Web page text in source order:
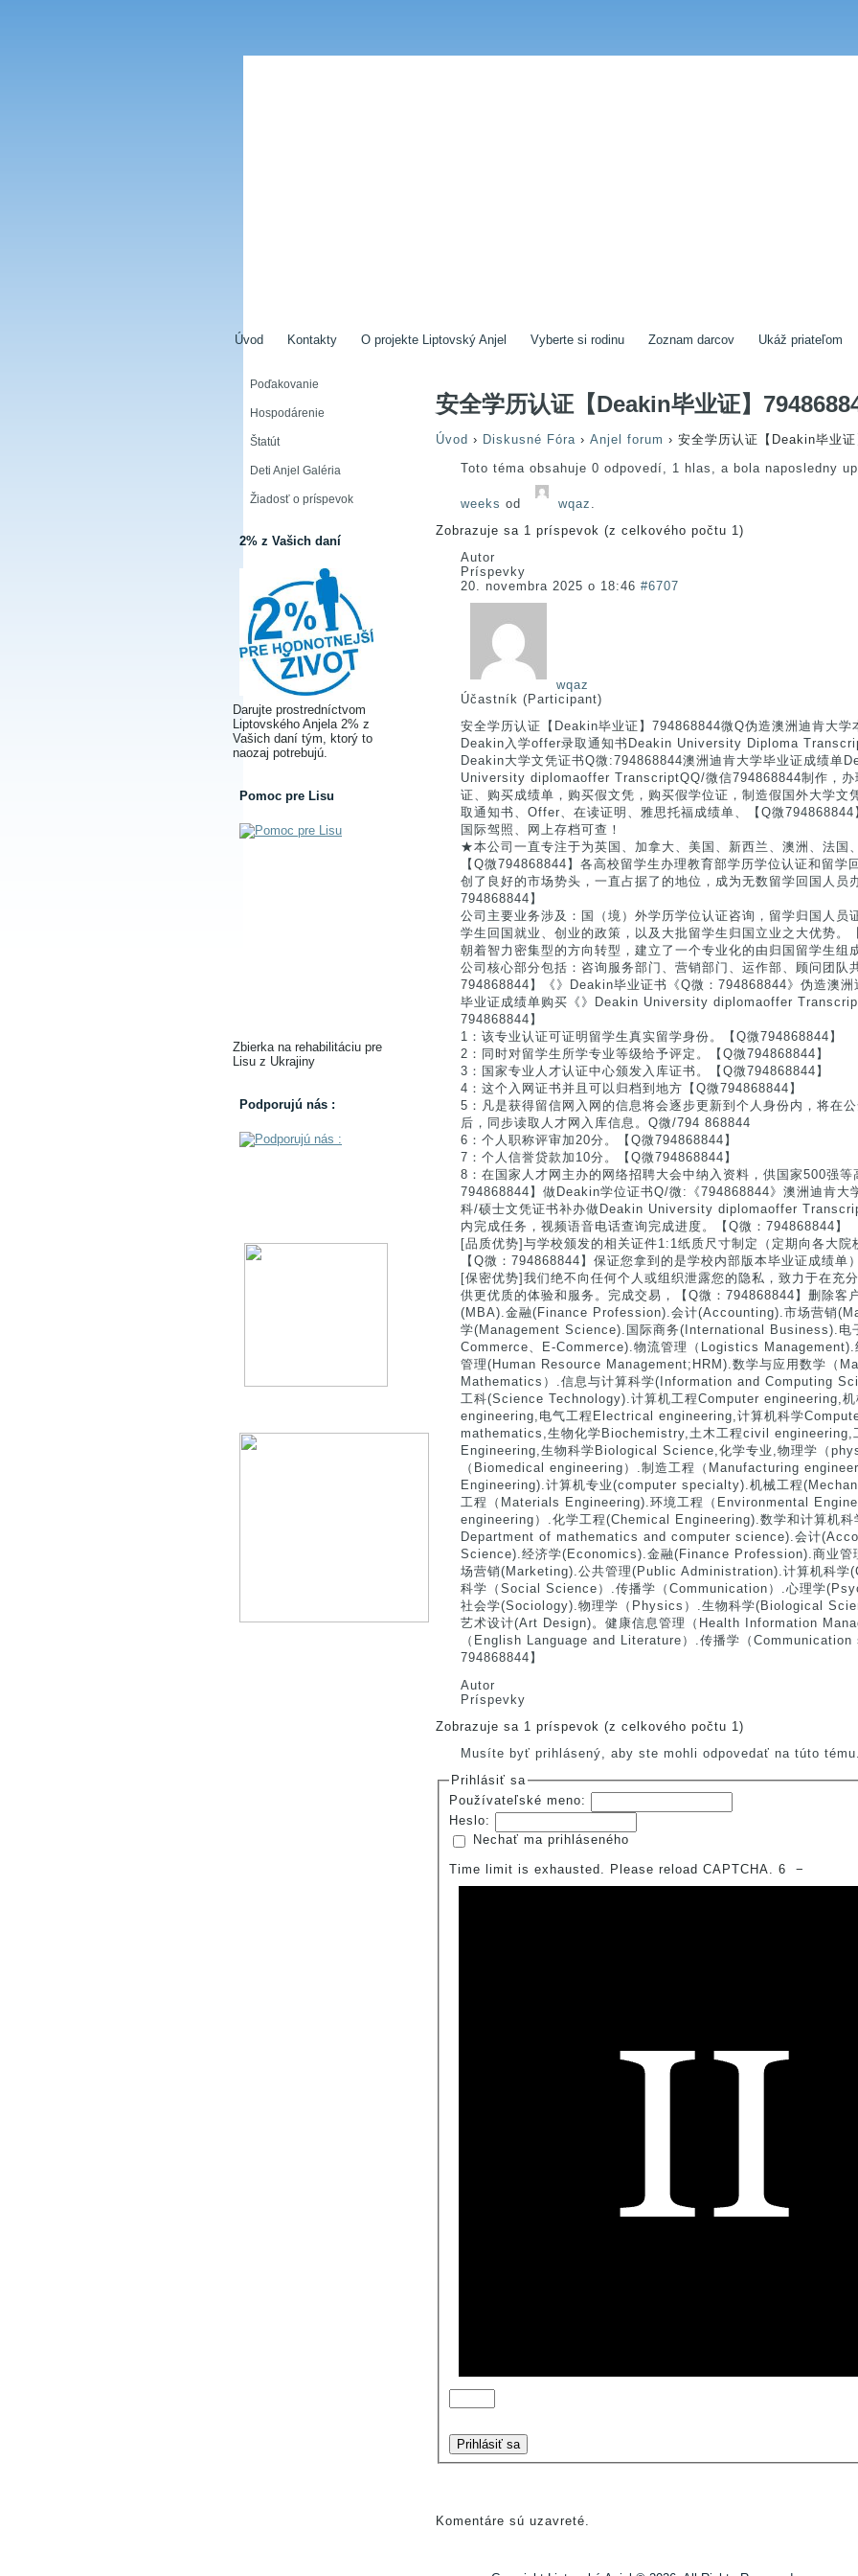
Úvod Kontakty O projekte Liptovský Anjel Vyberte si rodinu Zoznam darcov Ukáž priateľom
Poďakovanie
Hospodárenie
Štatút
Deti Anjel Galéria
Žiadosť o príspevok
2% z Vašich daní
Darujte prostredníctvom
Liptovského Anjela 2% z
Vašich daní tým, ktorý to
naozaj potrebujú.
Pomoc pre Lisu
Zbierka na rehabilitáciu pre
Lisu z Ukrajiny
Podporujú nás :
安全学历认证【Deakin毕业证】
Úvod › Diskusné Fóra › Anjel forum › 安全学历认证【Deakin毕业
Toto téma obsahuje 0 odpovedí, 1 hlas, a bola naposledny
weeks od wqaz .
Zobrazuje sa 1 príspevok (z celkového počtu 1)
Autor
Príspevky
20. novembra 2025 o 18:46 #6707
wqaz
Účastník (Participant)
安全学历认证【Deakin毕业证】794868844微Q伪造澳洲迪肯大学
Deakin入学offer录取通知书Deakin University Diploma
Deakin大学文凭证书Q微:794868844澳洲迪肯大学毕业证成绩单
University diplomaoffer TranscriptQQ/微信794868844制作，办
证、购买成绩单，购买假文凭，购买假学位证，制造假国外大学文
取通知书、Offer、在读证明、雅思托福成绩单、【Q微
国际驾照、网上存档可查！
★本公司一直专注于为英国、加拿大、美国、新西兰、澳洲、法国
【Q微794868844】各高校留学生办理教育部学历学位认证和留学
创了良好的市场势头，一直占据了的地位，成为无数留学回国人员
794868844】
公司主要业务涉及：国（境）外学历学位认证咨询，留学归国人员
学生回国就业、创业的政策，以及大批留学生归国立业之大优势。
朝着智力密集型的方向转型，建立了一个专业化的由归国留学生组
公司核心部分包括：咨询服务部门、营销部门、运作部、顾问团队
794868844】《》Deakin毕业证书《Q微：794868844》伪造澳
毕业证成绩单购买《》Deakin University diplomaoffer
794868844】
1：该专业认证可证明留学生真实留学身份。【Q微794868844】
2：同时对留学生所学专业等级给予评定。【Q微794868844】
3：国家专业人才认证中心颁发入库证书。【Q微794868844】
4：这个入网证书并且可以归档到地方【Q微794868844】
5：凡是获得留信网入网的信息将会逐步更新到个人身份内，将在
后，同步读取人才网入库信息。Q微/794 868844
6：个人职称评审加20分。【Q微794868844】
7：个人信誉贷款加10分。【Q微794868844】
8：在国家人才网主办的网络招聘大会中纳入资料，供国家500强
794868844】做Deakin学位证书Q/微:《794868844》澳洲迪肯大
科/硕士文凭证书补办做Deakin University diplomaoffer
内完成任务，视频语音电话查询完成进度。【Q微：794868844】
[品质优势]与学校颁发的相关证件1:1纸质尺寸制定（定期向各大
【Q微：794868844】保证您拿到的是学校内部版本毕业证成绩单
[保密优势]我们绝不向任何个人或组织泄露您的隐私，致力于在充
供更优质的体验和服务。完成交易，【Q微：794868844】删除
(MBA).金融(Finance Profession).会计(Accounting).市场营销
学(Management Science).国际商务(International Business).电
Commerce、E-Commerce).物流管理（Logistics
管理(Human Resource Management;HRM).数学与应用数学（
Mathematics）.信息与计算科学(Information and Computing
工科(Science Technology).计算机工程Computer engineering,
engineering,电气工程Electrical engineering,计算机科学
mathematics,生物化学Biochemistry,土木工程civil engineering,
Engineering,生物科学Biological Science,化学专业,物理学（
（Biomedical engineering）.制造工程（Manufacturing
Engineering).计算机专业(computer specialty).机械工程
工程（Materials Engineering).环境工程（Environmental
engineering）.化学工程(Chemical Engineering).数学和计算机科
Department of mathematics and computer science).会计
Science).经济学(Economics).金融(Finance Profession).商业
场营销(Marketing).公共管理(Public Administration).计算机科学
科学（Social Science）.传播学（Communication）.心理学
社会学(Sociology).物理学（Physics）.生物科学(Biological
艺术设计(Art Design)。健康信息管理（Health Information
（English Language and Literature）.传播学（
794868844】
Autor
Príspevky
Zobrazuje sa 1 príspevok (z celkového počtu 1)
Musíte byť prihlásený, aby ste mohli odpovedať na túto
Prihlásiť sa
Používateľské meno:
Heslo:
Nechať ma prihláseného
Time limit is exhausted. Please reload CAPTCHA. 6 −
Prihlásiť sa
Komentáre sú uzavreté.